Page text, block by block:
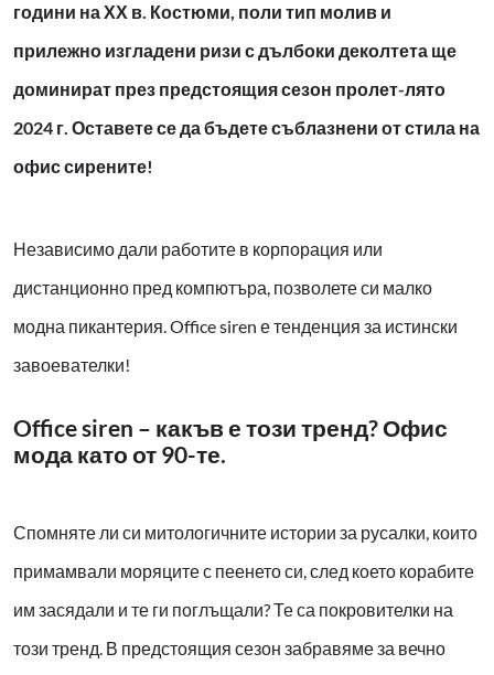
години на ХХ в. Костюми, поли тип молив и
прилежно изгладени ризи с дълбоки деколтета ще
доминират през предстоящия сезон пролет-лято
2024 г. Оставете се да бъдете съблазнени от стила на
офис сирените!
Независимо дали работите в корпорация или
дистанционно пред компютъра, позволете си малко
модна пикантерия.Office siren е тенденция за истински
завоевателки!
Office siren – какъв е този тренд? Офис
мода като от 90-те.
Спомняте ли си митологичните истории за русалки, които
примамвали моряците с пеенето си, след което корабите
им засядали и те ги поглъщали? Те са покровителки на
този тренд. В предстоящия сезон забравяме за вечно